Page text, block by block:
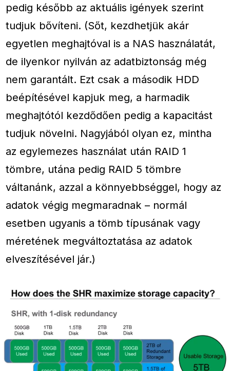
pedig később az aktuális igények szerint
tudjuk bővíteni. (Sőt, kezdhetjük akár
egyetlen meghajtóval is a NAS használatát,
de ilyenkor nyilván az adatbiztonság még
nem garantált. Ezt csak a második HDD
beépítésével kapjuk meg, a harmadik
meghajtótól kezdődően pedig a kapacitást
tudjuk növelni. Nagyjából olyan ez, mintha
az egylemezes használat után RAID 1
tömbre, utána pedig RAID 5 tömbre
váltanánk, azzal a könnyebbséggel, hogy az
adatok végig megmaradnak – normál
esetben ugyanis a tömb típusának vagy
méretének megváltoztatása az adatok
elveszítésével jár.)